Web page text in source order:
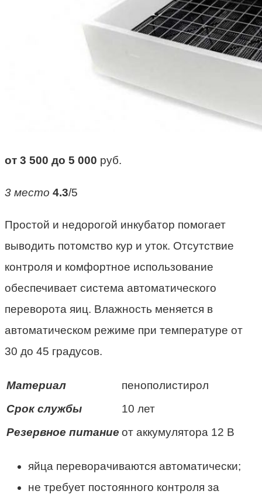
от 3 500 до 5 000 руб.
3 место 4.3/5
Простой и недорогой инкубатор помогает
выводить потомство кур и уток. Отсутствие
контроля и комфортное использование
обеспечивает система автоматического
переворота яиц. Влажность меняется в
автоматическом режиме при температуре от
30 до 45 градусов.
Материал
пенополистирол
Срок службы
10 лет
Резервное питание от аккумулятора 12 В
яйца переворачиваются автоматически;
не требует постоянного контроля за